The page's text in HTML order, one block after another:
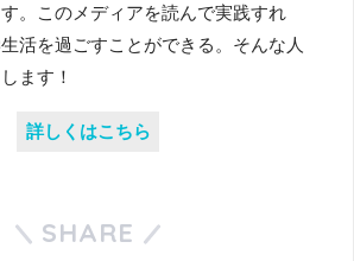
。このメディアを読んで実践すれ
活を過ごすことができる。そんな人
ます！
詳しくはこちら
SHARE